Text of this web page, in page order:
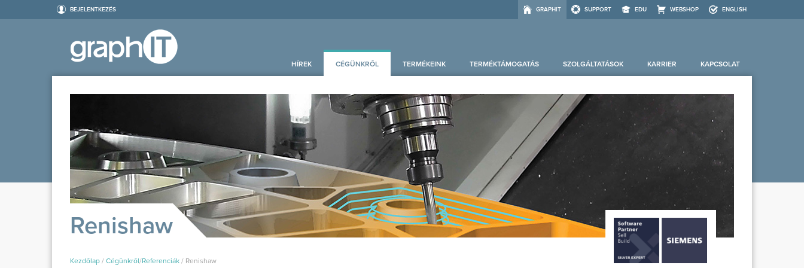
BEJELENTKEZÉS GRAPHIT SUPPORT EDU WEBSHOP ENGLISH
HÍREK CÉGÜNKRŐL TERMÉKEINK TERMÉKTÁMOGATÁS SZOLGÁLTATÁSOK KARRIER KAPCSOLAT
Renishaw
Kezdőlap / Cégünkről/Referenciák / Renishaw